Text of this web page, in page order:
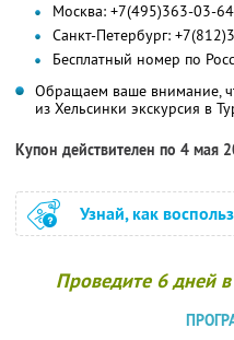
Москва: +7(495)363-03-64
Санкт-Петербург:
Бесплатный номер по
Обращаем ваше внимание,
из Хельсинки экскурсия в
Купон действителен по 4 мая
Узнай, как
Проведите 6 дней